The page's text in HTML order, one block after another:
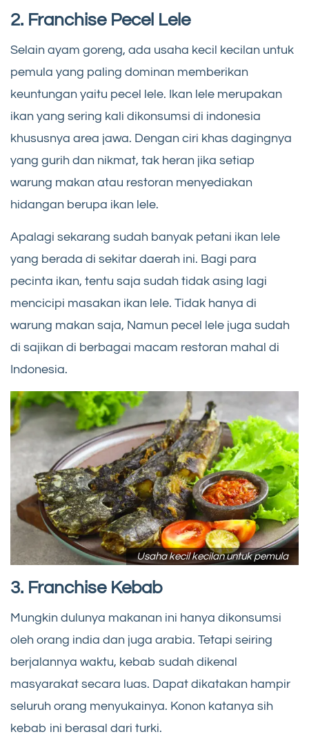
2. Franchise Pecel Lele
Selain ayam goreng, ada usaha kecil kecilan untuk
pemula yang paling dominan memberikan
keuntungan yaitu pecel lele. Ikan lele merupakan
ikan yang sering kali dikonsumsi di indonesia
khususnya area jawa. Dengan ciri khas dagingnya
yang gurih dan nikmat, tak heran jika setiap
warung makan atau restoran menyediakan
hidangan berupa ikan lele.
Apalagi sekarang sudah banyak petani ikan lele
yang berada di sekitar daerah ini. Bagi para
pecinta ikan, tentu saja sudah tidak asing lagi
mencicipi masakan ikan lele. Tidak hanya di
warung makan saja, Namun pecel lele juga sudah
di sajikan di berbagai macam restoran mahal di
Indonesia.
Usaha kecil kecilan untuk pemula
3. Franchise Kebab
Mungkin dulunya makanan ini hanya dikonsumsi
oleh orang india dan juga arabia. Tetapi seiring
berjalannya waktu, kebab sudah dikenal
masyarakat secara luas. Dapat dikatakan hampir
seluruh orang menyukainya. Konon katanya sih
kebab ini berasal dari turki.